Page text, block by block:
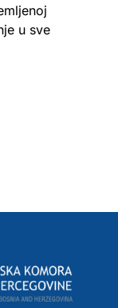
u sve